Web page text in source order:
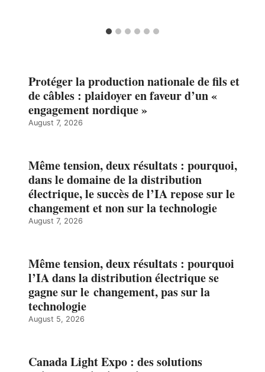
Protéger la production nationale de fils et
de câbles : plaidoyer en faveur d’un «
engagement nordique »
August 7, 2026
Même tension, deux résultats : pourquoi,
dans le domaine de la distribution
électrique, le succès de l’IA repose sur le
changement et non sur la technologie
August 7, 2026
Même tension, deux résultats : pourquoi
l’IA dans la distribution électrique se
gagne sur le changement, pas sur la
technologie
August 5, 2026
Canada Light Expo : des solutions